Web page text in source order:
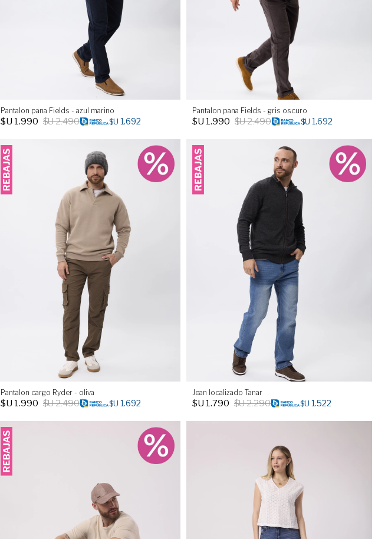
Pantalon pana Fields - azul marino
$U 1.990 $U2.490 $U 1.692
Pantalon pana Fields - gris oscuro
$U 1.990 $U2.490 $U 1.692
Pantalon cargo Ryder - oliva
$U 1.990 $U2.490 $U 1.692
Jean localizado Tanar
$U 1.790 $U2.290 $U 1.522